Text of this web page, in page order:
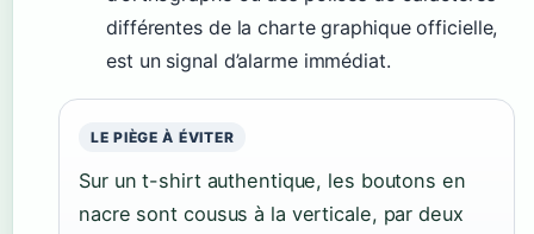
différentes de la charte graphique officielle,
est un signal d’alarme immédiat.
LE PIÈGE À ÉVITER
Sur un t-shirt authentique, les boutons en
nacre sont cousus à la verticale, par deux